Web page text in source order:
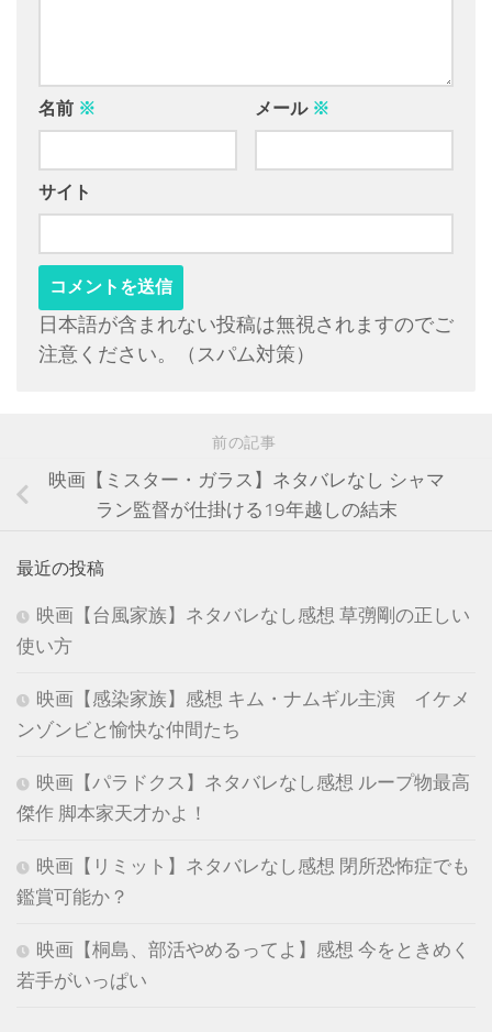
名前 ※ メール ※
サイト
日本語が含まれない投稿は無視されますのでご
注意ください。（スパム対策）
前の記事
映画【ミスター・ガラス】ネタバレなし シャマ
ラン監督が仕掛ける19年越しの結末
最近の投稿
映画【台風家族】ネタバレなし感想 草彅剛の正しい
使い方
映画【感染家族】感想 キム・ナムギル主演 イケメ
ンゾンビと愉快な仲間たち
映画【パラドクス】ネタバレなし感想 ループ物最高
傑作 脚本家天才かよ！
映画【リミット】ネタバレなし感想 閉所恐怖症でも
鑑賞可能か？
映画【桐島、部活やめるってよ】感想 今をときめく
若手がいっぱい